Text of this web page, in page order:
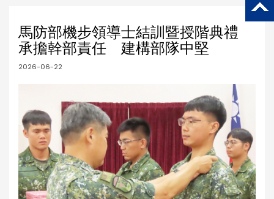
馬防部機步領導士結訓暨授階典禮
承擔幹部責任 建構部隊中堅
2026-06-22